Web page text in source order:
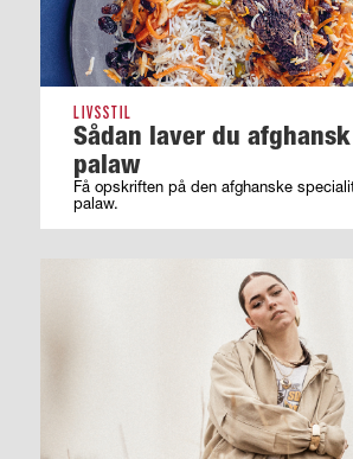
LIVSSTIL
Sådan laver du
palaw
Få opskriften på den afghanske
palaw.